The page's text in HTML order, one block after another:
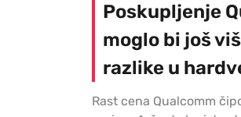
Poskupljenje
moglo bi još
razlike u
Rast cena Qualcomm